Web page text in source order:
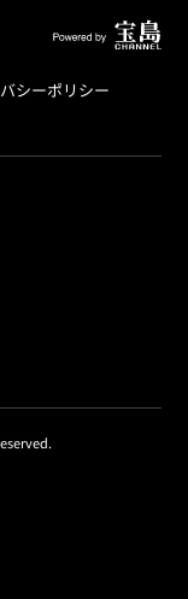
シーポリシー